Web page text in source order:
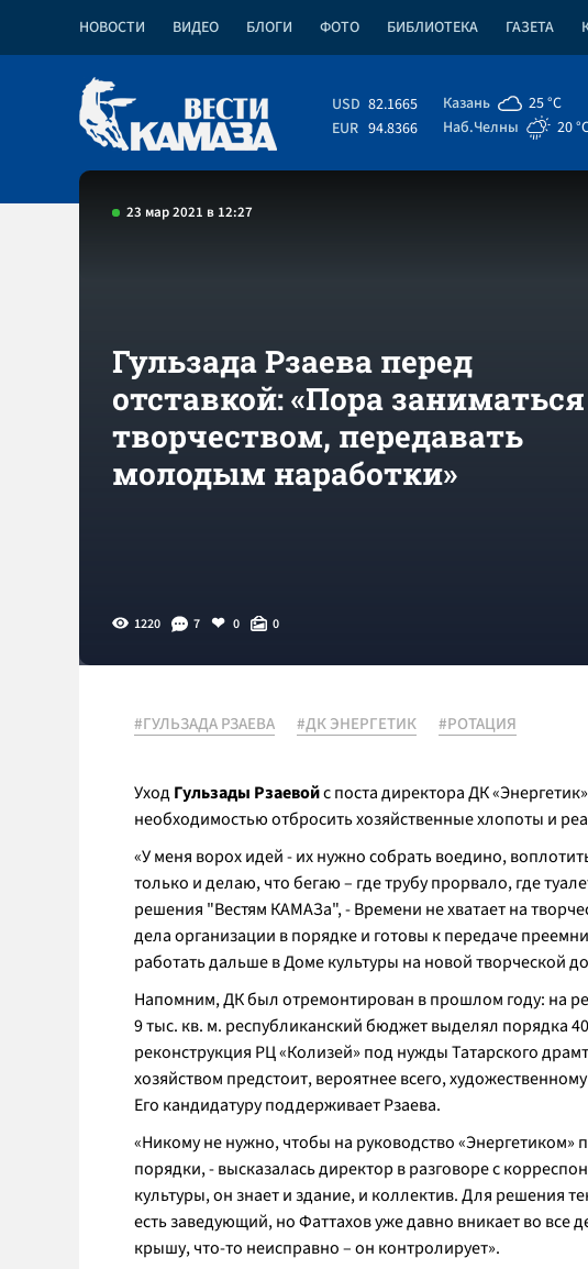
НОВОСТИ ВИДЕО БЛОГИ ФОТО БИБЛИОТЕКА ГАЗЕТА
USD 82.1665
EUR 94.8366
Казань
25 °C
Наб.Челны
20
23 мар 2021 в 12:27
Гульзада Рзаева перед
отставкой: «Пора заниматься
творчеством, передавать
молодым наработки»
1220 7 0 0
#ГУЛЬЗАДА РЗАЕВА #ДК ЭНЕРГЕТИК #РОТАЦИЯ
УходГульзады Рзаевойс поста директора ДК
необходимостью отбросить хозяйственные хлопоты и
«У меня ворох идей - их нужно собрать воедино,
только и делаю, что бегаю – где трубу прорвало, где
решения "Вестям КАМАЗа", - Времени не хватает на
дела организации в порядке и готовы к передаче
работать дальше в Доме культуры на новой творческой
Напомним, ДК был отремонтирован в прошлом году: на
9 тыс. кв. м. республиканский бюджет выделял порядка
реконструкция РЦ «Колизей» под нужды Татарского
хозяйством предстоит, вероятнее всего,
Его кандидатуру поддерживает Рзаева.
«Никому не нужно, чтобы на руководство
порядки, - высказалась директор в разговоре с
культуры, он знает и здание, и коллектив. Для решения
есть заведующий, но Фаттахов уже давно вникает во все
крышу, что-то неисправно – он контролирует».